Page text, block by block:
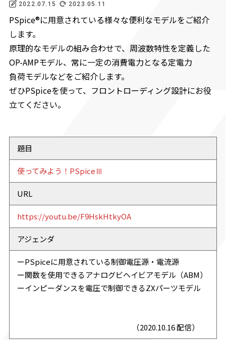
2022.07.15 2023.05.11
PSpice®に用意されている様々な便利なモデルをご紹介
します。
原理的なモデルの組み合わせで、周波数特性を定義した
OP-AMPモデル、常に一定の消費電力となる定電力
負荷モデルなどをご紹介します。
ぜひPSpiceを使って、フロントローディング設計にお役
立てください。
題目
使ってみよう！PSpiceⅢ
URL
https://youtu.be/F9HskHtkyOA
アジェンダ
ーPSpiceに用意されている制御電圧源・電流源
ー関数を使用できるアナログビヘイビアモデル（ABM）
ーインピーダンスを電圧で制御できるZXパーツモデル
（2020.10.16 配信）